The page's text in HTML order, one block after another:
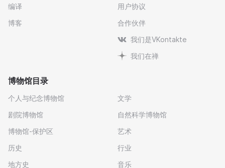
编译
博客
用户协议
合作伙伴
我们是VKontakte
我们在禅
博物馆目录
个人与纪念博物馆
剧院博物馆
博物馆-保护区
历史
地方史
文学
自然科学博物馆
艺术
行业
音乐